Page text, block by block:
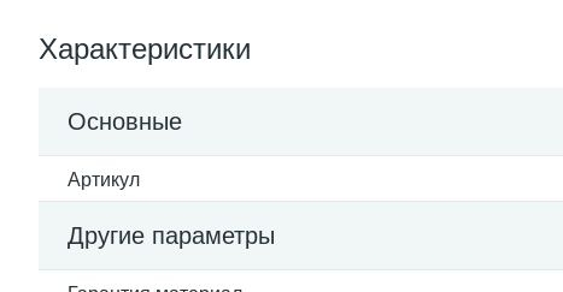
Характеристики
Основные
Артикул
Другие параметры